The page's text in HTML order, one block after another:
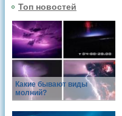
Топ новостей
Какие бывают виды
молний?